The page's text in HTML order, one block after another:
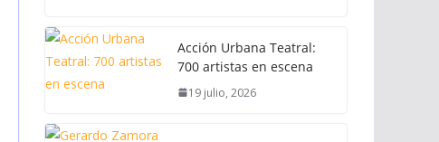
Acción Urbana Teatral:
700 artistas en escena
19 julio, 2026